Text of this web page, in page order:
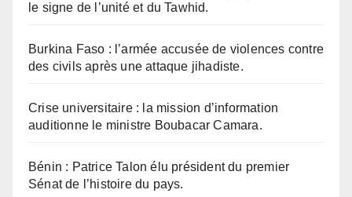
le signe de l’unité et du Tawhid.
Burkina Faso : l’armée accusée de violences contre
des civils après une attaque jihadiste.
Crise universitaire : la mission d’information
auditionne le ministre Boubacar Camara.
Bénin : Patrice Talon élu président du premier
Sénat de l’histoire du pays.